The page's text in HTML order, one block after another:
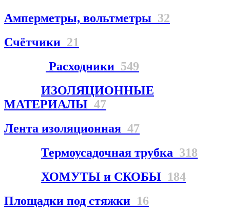
Амперметры, вольтметры 32
Счётчики 21
Расходники 549
ИЗОЛЯЦИОННЫЕ
МАТЕРИАЛЫ 47
Лента изоляционная 47
Термоусадочная трубка 318
ХОМУТЫ и СКОБЫ 184
Площадки под стяжки 16